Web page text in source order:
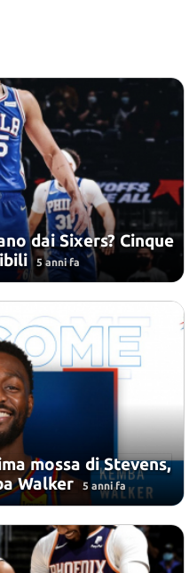
dai Sixers? Cinque
5 anni fa
mossa di Stevens,
Walker 5 anni fa